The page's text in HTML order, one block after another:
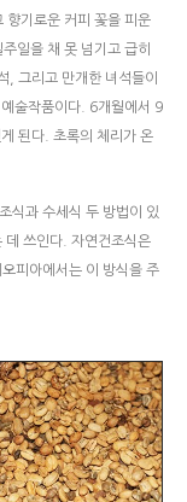
향기로운 커피 꽃을 피운
일을 채 못 넘기고 급히
, 그리고 만개한 녀석들이
술작품이다. 6개월에서 9
된다. 초록의 체리가 온
식과 수세식 두 방법이 있
데 쓰인다. 자연건조식은
피아에서는 이 방식을 주